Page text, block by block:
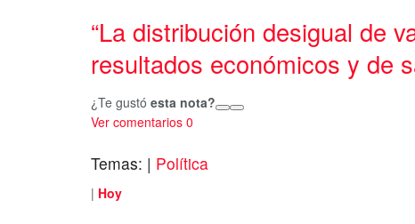
“La distribución desigual de
resultados económicos y de
¿Te gustó esta nota?
Ver comentarios 0
Temas: | Política
| Hoy